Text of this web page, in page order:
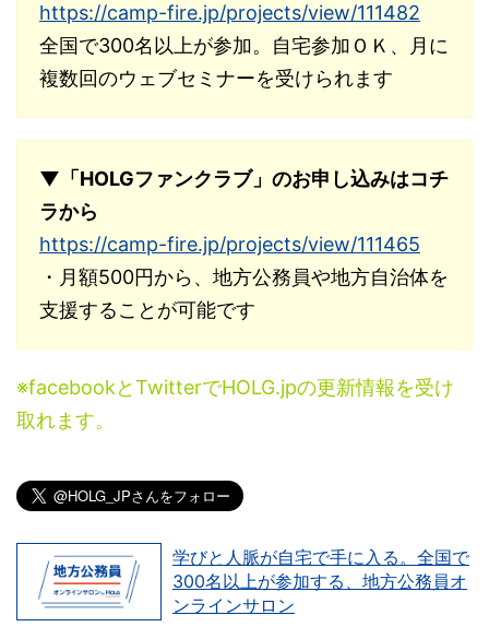
https://camp-fire.jp/projects/view/111482
全国で300名以上が参加。自宅参加ＯＫ、月に
複数回のウェブセミナーを受けられます
▼「HOLGファンクラブ」のお申し込みはコチ
ラから
https://camp-fire.jp/projects/view/111465
・月額500円から、地方公務員や地方自治体を
支援することが可能です
※facebookとTwitterでHOLG.jpの更新情報を受け
取れます。
学びと人脈が自宅で手に入る。全国で
300名以上が参加する、地方公務員オ
ンラインサロン